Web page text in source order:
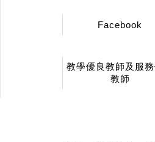
Facebook
教學優良教師及服務
教師